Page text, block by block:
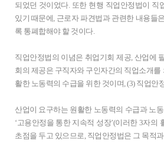
되었던 것이었다. 또한 현행 직업안정법이
있기 때문에, 근로자 파견법과 관련한 내용들
록 통폐합해야 할 것이다.
직업안정법의 이념은 취업기회 제공, 산업에
회의 제공은 구직자와 구인자간의 직업소개
활한 노동력의 수급을 위한 것이며, (3) 직업
산업이 요구하는 원활한 노동력의 수급과 노
‘고용안정을 통한 지속적 성장’(이러한 3자의
초점을 두고 있으므로, 직업안정법은 그 목적